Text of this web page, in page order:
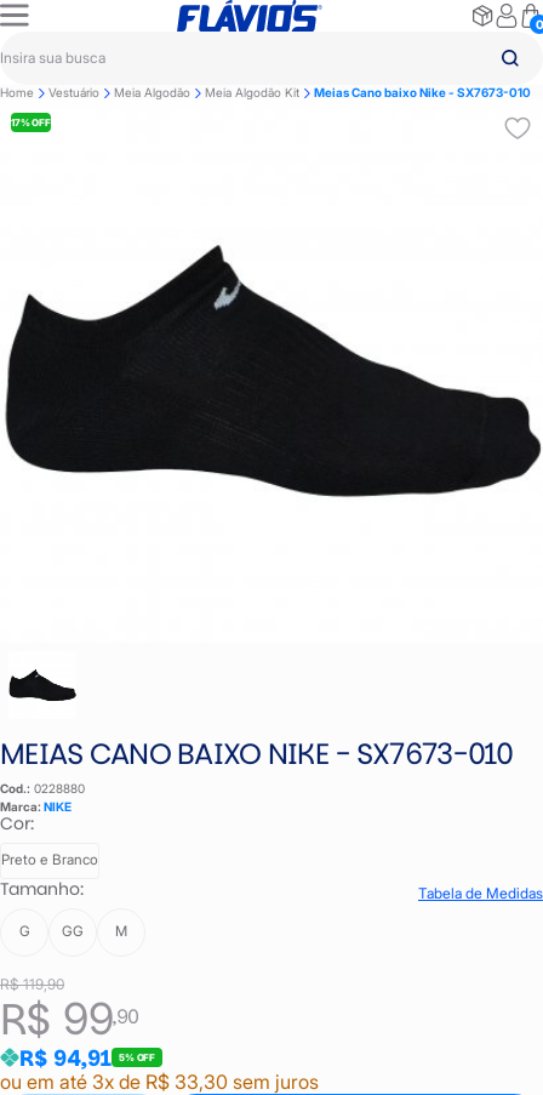
0
Home Vestuário Meia Algodão Meia Algodão Kit Meias Cano baixo Nike - SX7673-010
17% OFF
MEIAS CANO BAIXO NIKE - SX7673-010
Cod.: 0228880
Marca: NIKE
R$ 119,90
R$ 99,90
R$ 94,91 5% OFF
ou em até 3x de R$ 33,30 sem juros
Cor:
Preto e Branco
Tamanho: Tabela de Medidas
G GG M